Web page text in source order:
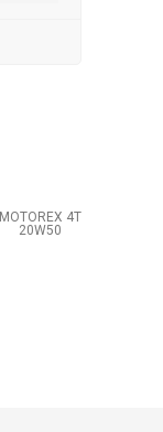
MOTOREX 4T
20W50